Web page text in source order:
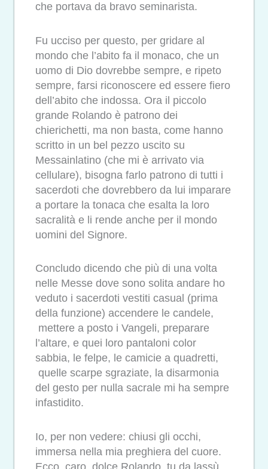
che portava da bravo seminarista.
Fu ucciso per questo, per gridare al
mondo che l’abito fa il monaco, che un
uomo di Dio dovrebbe sempre, e ripeto
sempre, farsi riconoscere ed essere fiero
dell’abito che indossa. Ora il piccolo
grande Rolando è patrono dei
chierichetti, ma non basta, come hanno
scritto in un bel pezzo uscito su
Messainlatino (che mi è arrivato via
cellulare), bisogna farlo patrono di tutti i
sacerdoti che dovrebbero da lui imparare
a portare la tonaca che esalta la loro
sacralità e li rende anche per il mondo
uomini del Signore.
Concludo dicendo che più di una volta
nelle Messe dove sono solita andare ho
veduto i sacerdoti vestiti casual (prima
della funzione) accendere le candele,
mettere a posto i Vangeli, preparare
l’altare, e quei loro pantaloni color
sabbia, le felpe, le camicie a quadretti,
quelle scarpe sgraziate, la disarmonia
del gesto per nulla sacrale mi ha sempre
infastidito.
Io, per non vedere: chiusi gli occhi,
immersa nella mia preghiera del cuore.
Ecco, caro, dolce Rolando, tu da lassù